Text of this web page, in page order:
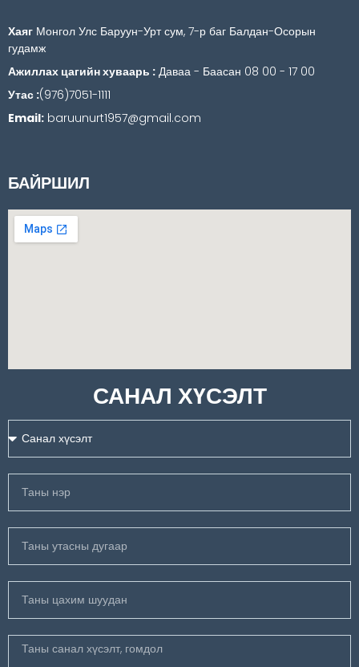
Хаяг Монгол Улс Баруун-Урт сум, 7-р баг Балдан-Осорын
гудамж
Ажиллах цагийн хуваарь : Даваа - Баасан 08 00 - 17 00
Утас :(976)7051-1111
Email: baruunurt1957@gmail.com
БАЙРШИЛ
САНАЛ ХҮСЭЛТ